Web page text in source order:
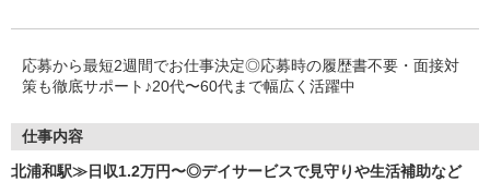
応募から最短2週間でお仕事決定◎応募時の履歴書不要・面接対
策も徹底サポート♪20代〜60代まで幅広く活躍中
仕事内容
北浦和駅≫日収1.2万円〜◎デイサービスで見守りや生活補助など